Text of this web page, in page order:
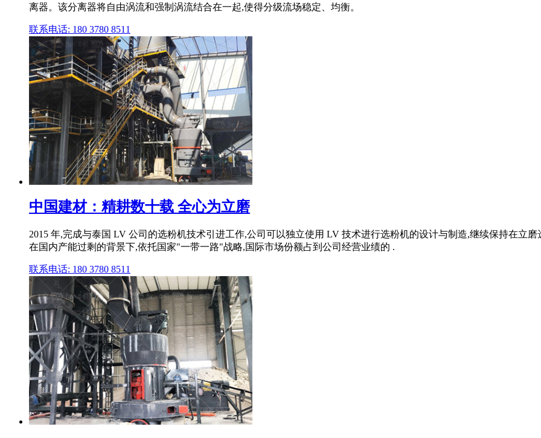
离器。该分离器将自由涡流和强制涡流结合在一起,使得分级流场稳定、均衡。
联系电话: 180 3780 8511
中国建材：精耕数十载 全心为立磨
2015 年,完成与泰国 LV 公司的选粉机技术引进工作,公司可以独立使用 LV 技术进行选粉机的设计与制造,继续保持在立
在国内产能过剩的背景下,依托国家"一带一路"战略,国际市场份额占到公司经营业绩的 .
联系电话: 180 3780 8511